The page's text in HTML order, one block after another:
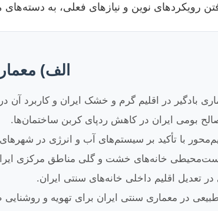
رویکردهای نوین و نیازهای فعلی، به
الف)
بادگیر در اقلیم گرم و خشک ایران و کاربرد آن
بومی ایران در کاهش ردپای کربن ساختمان‌ها.
با تأکید بر سیستم‌های آب و انرژی در
خانه‌های خشت و گلی مناطق مرکزی
تعدیل اقلیم داخلی خانه‌های سنتی ایران.
طبیعی در معماری سنتی ایران برای تهویه و روشنایی